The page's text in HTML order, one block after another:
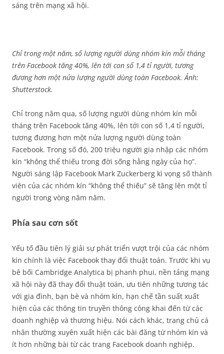
sáng trên mạng xã hội.
Chỉ trong một năm, số lượng người dùng nhóm kín mỗi tháng
trên Facebook tăng 40%, lên tới con số 1,4 tỉ người, tương
đương hơn một nửa lượng người dùng toàn Facebook. Ảnh:
Shutterstock.
Chỉ trong năm qua, số lượng người dùng nhóm kín mỗi
tháng trên Facebook tăng 40%, lên tới con số 1,4 tỉ người,
tương đương hơn một nửa lượng người dùng toàn
Facebook. Trong số đó, 200 triệu người gia nhập các nhóm
kín “không thể thiếu trong đời sống hằng ngày của họ”.
Người sáng lập Facebook Mark Zuckerberg kì vọng số thành
viên của các nhóm kín “không thể thiếu” sẽ tăng lên một tỉ
người trong vòng năm năm.
Phía sau cơn sốt
Yếu tố đầu tiên lý giải sự phát triển vượt trội của các nhóm
kín chính là việc Facebook thay đổi thuật toán. Trước khi vụ
bê bối Cambridge Analytica bị phanh phui, nền tảng mạng
xã hội này đã thay đổi thuật toán, ưu tiên những tương tác
với gia đình, bạn bè và nhóm kín, hạn chế tần suất xuất
hiện của các thông tin truyền thông công khai đến từ các
doanh nghiệp và thương hiệu. Nói cách khác, trang chủ cá
nhân thường xuyên xuất hiện các bài đăng từ nhóm kín và
ít hơn những bài từ các trang Facebook doanh nghiệp.